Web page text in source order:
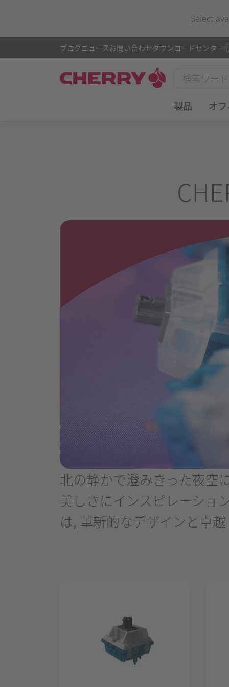
Select
製品 オ
ブログニュース お問い合わせダウンロードセンター
北の静かで澄みきった夜空
美しさにインスピレーショ
は, 革新的なデザインと卓